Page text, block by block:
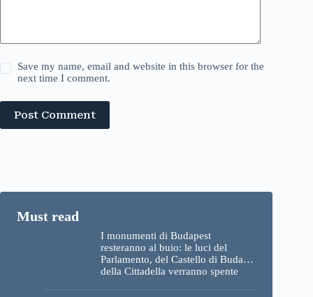
Save my name, email and website in this browser for the
next time I comment.
Post Comment
I monumenti di Budapest
resteranno al buio: le luci del
Parlamento, del Castello di Buda e
della Cittadella verranno spente